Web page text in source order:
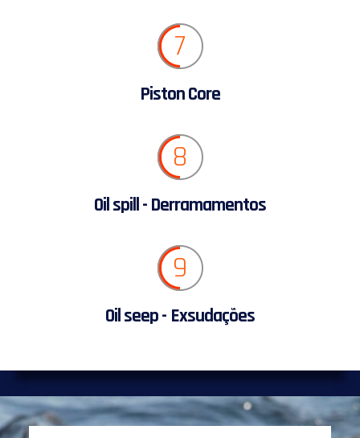
7
Piston Core
8
Oil spill - Derramamentos
9
Oil seep - Exsudações